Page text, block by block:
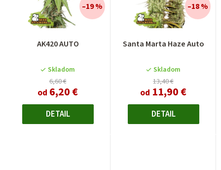
AK420 AUTO
hodnotenie
je
4,5
z
5
hviezdičiek.
Skladom
6,60 €
od 6,20 €
–19 %
DETAIL
Santa Marta Haze Auto
Skladom
13,40 €
od 11,90 €
–18 %
DETAIL